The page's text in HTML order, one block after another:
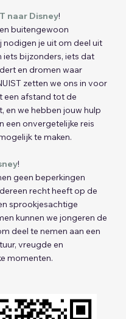
naar Disney!
buitengewoon
nodigen je uit om deel uit
iets bijzonders, iets dat
en dromen waar
zetten we ons in voor
een afstand tot de
en we hebben jouw hulp
een onvergetelijke reis
te maken.
!
geen beperkingen
recht heeft op de
sprookjesachtige
kunnen we jongeren de
deel te nemen aan een
vreugde en
momenten.